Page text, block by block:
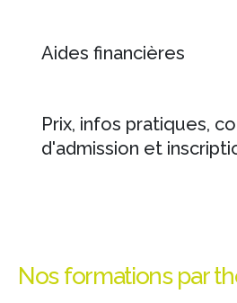
Aides financières
Prix, infos pratiques,
d'admission et
Nos formations par